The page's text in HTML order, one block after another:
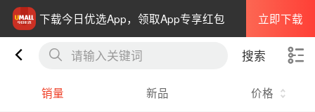
下载今日优选App，领取App专享红包 立即下载
请输入关键词 搜索
销量 新品 价格